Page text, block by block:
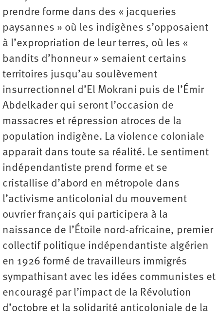
prendre forme dans des « jacqueries
paysannes » où les indigènes s’opposaient
à l’expropriation de leur terres, où les «
bandits d’honneur » semaient certains
territoires jusqu’au soulèvement
insurrectionnel d’El Mokrani puis de l’Émir
Abdelkader qui seront l’occasion de
massacres et répression atroces de la
population indigène. La violence coloniale
apparait dans toute sa réalité. Le sentiment
indépendantiste prend forme et se
cristallise d’abord en métropole dans
l’activisme anticolonial du mouvement
ouvrier français qui participera à la
naissance de l’Étoile nord-africaine, premier
collectif politique indépendantiste algérien
en 1926 formé de travailleurs immigrés
sympathisant avec les idées communistes et
encouragé par l’impact de la Révolution
d’octobre et la solidarité anticoloniale de la